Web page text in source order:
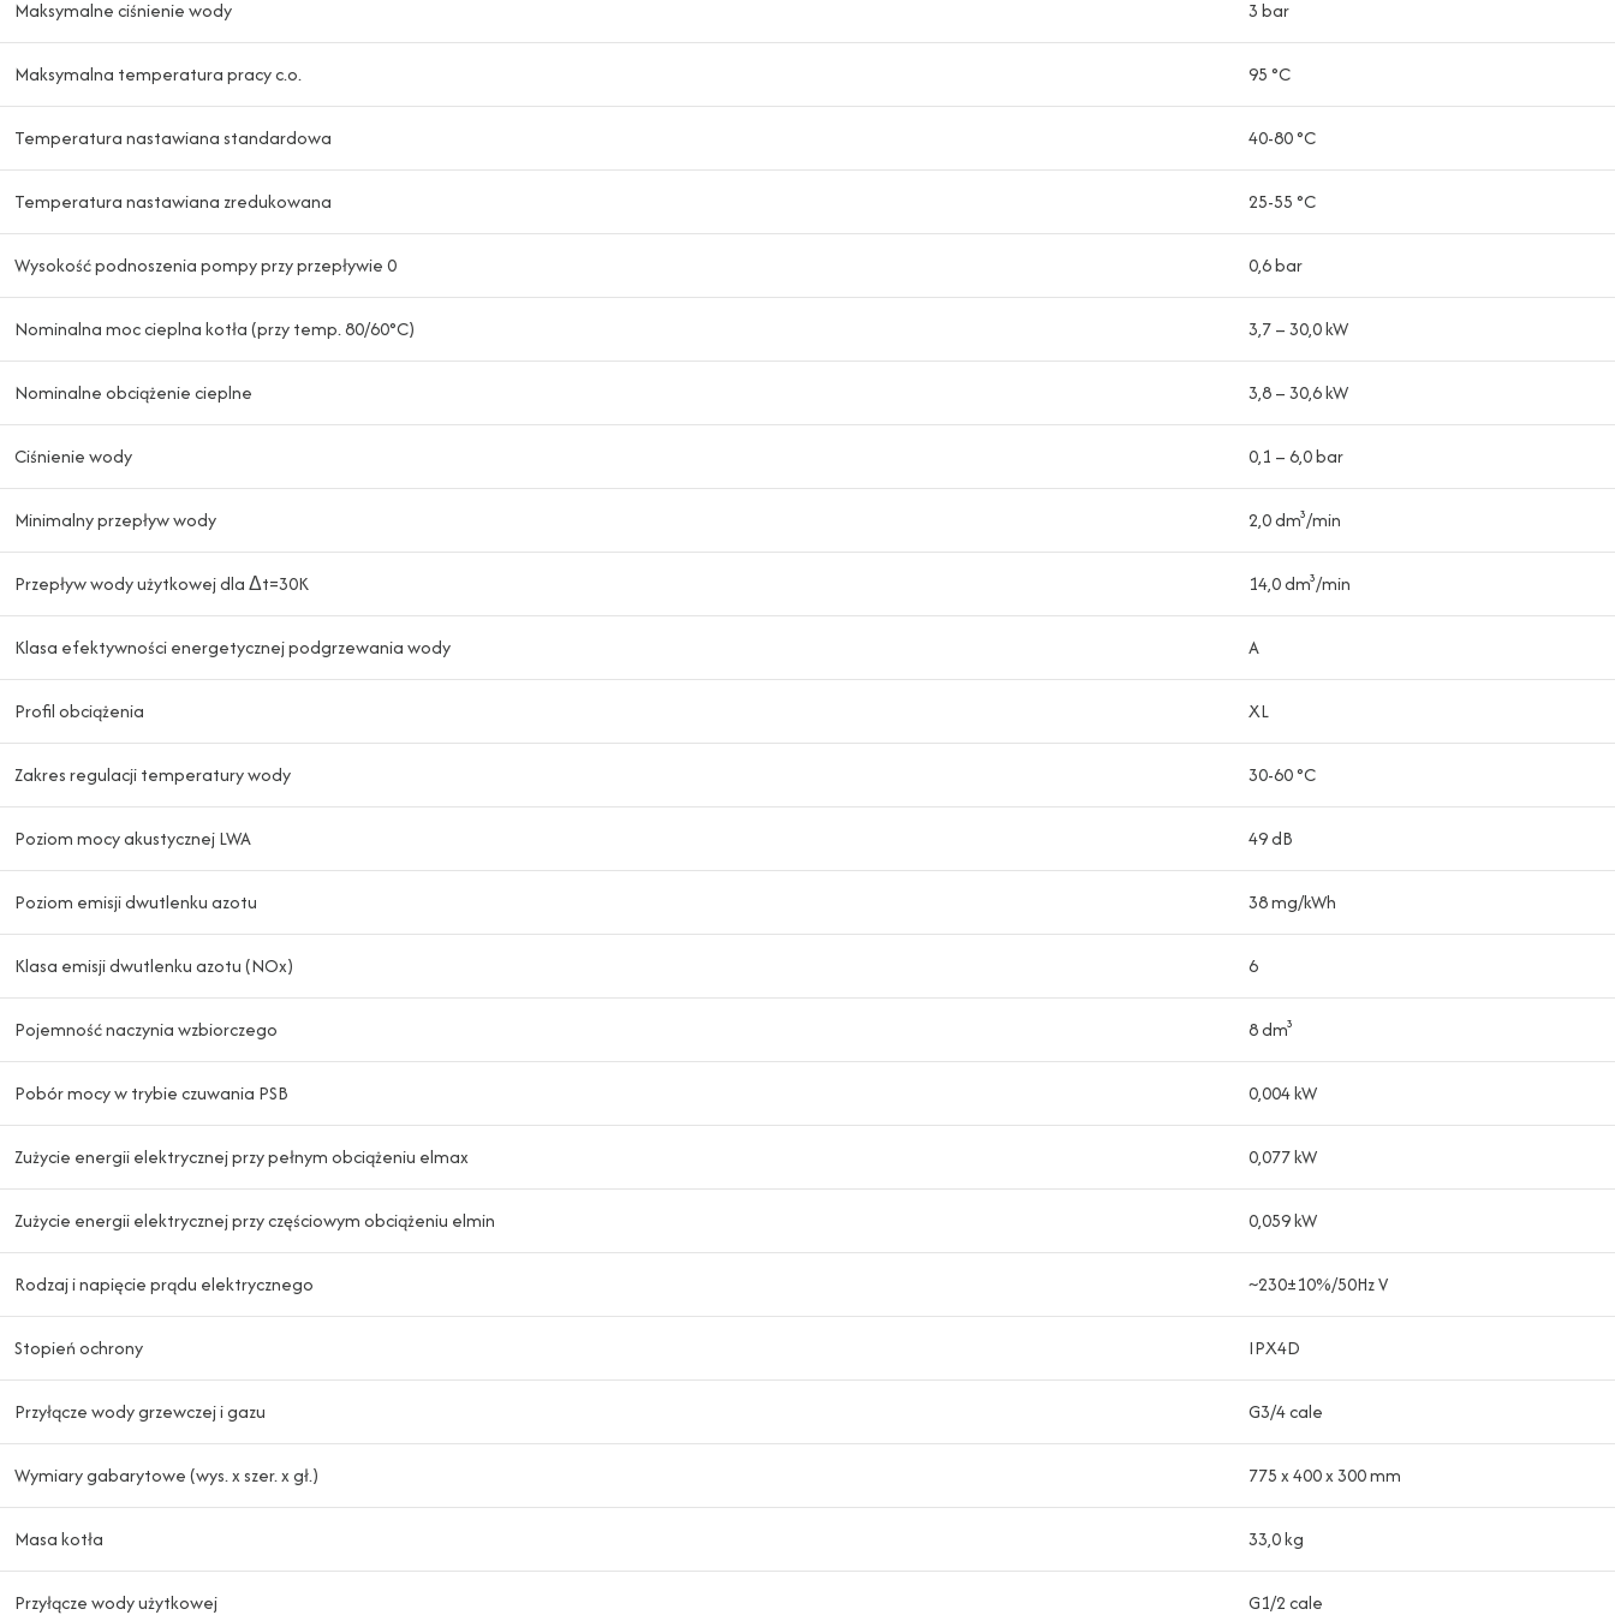
Maksymalne ciśnienie wody 3 bar
Maksymalna temperatura pracy c.o. 95 °C
Temperatura nastawiana standardowa 40-80 °C
Temperatura nastawiana zredukowana 25-55 °C
Wysokość podnoszenia pompy przy przepływie 0 0,6 bar
Nominalna moc cieplna kotła (przy temp. 80/60°C) 3,7 – 30,0 kW
Nominalne obciążenie cieplne 3,8 – 30,6 kW
Ciśnienie wody 0,1 – 6,0 bar
Minimalny przepływ wody 2,0 dm³/min
Przepływ wody użytkowej dla Δt=30K 14,0 dm³/min
Klasa efektywności energetycznej podgrzewania wody A
Profil obciążenia XL
Zakres regulacji temperatury wody 30-60 °C
Poziom mocy akustycznej LWA 49 dB
Poziom emisji dwutlenku azotu 38 mg/kWh
Klasa emisji dwutlenku azotu (NOx) 6
Pojemność naczynia wzbiorczego 8 dm³
Pobór mocy w trybie czuwania PSB 0,004 kW
Zużycie energii elektrycznej przy pełnym obciążeniu elmax 0,077 kW
Zużycie energii elektrycznej przy częściowym obciążeniu elmin 0,059 kW
Rodzaj i napięcie prądu elektrycznego ~230±10%/50Hz V
Stopień ochrony IPX4D
Przyłącze wody grzewczej i gazu G3/4 cale
Wymiary gabarytowe (wys. x szer. x gł.) 775 x 400 x 300 mm
Masa kotła 33,0 kg
Przyłącze wody użytkowej G1/2 cale